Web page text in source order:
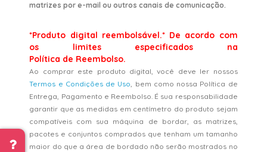
matrizes por e-mail ou outros canais de comunicação.
*Produto digital reembolsável.* De acordo com
os limites especificados na
Política de Reembolso.
Ao comprar este produto digital, você deve ler nossos
Termos e Condições de Uso, bem como nossa Política de
Entrega, Pagamento e Reembolso. É sua responsabilidade
garantir que as medidas em centímetro do produto sejam
compatíveis com sua máquina de bordar, as matrizes,
pacotes e conjuntos comprados que tenham um tamanho
maior do que a área de bordado não serão mostrados no